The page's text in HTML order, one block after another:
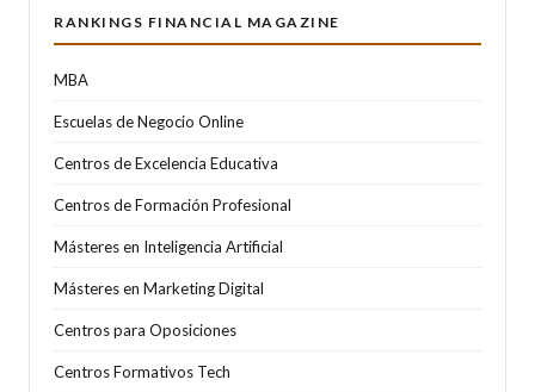
RANKINGS FINANCIAL MAGAZINE
MBA
Escuelas de Negocio Online
Centros de Excelencia Educativa
Centros de Formación Profesional
Másteres en Inteligencia Artificial
Másteres en Marketing Digital
Centros para Oposiciones
Centros Formativos Tech